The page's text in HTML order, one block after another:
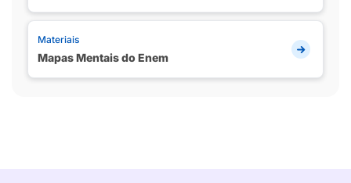
Materiais
Mapas Mentais do Enem